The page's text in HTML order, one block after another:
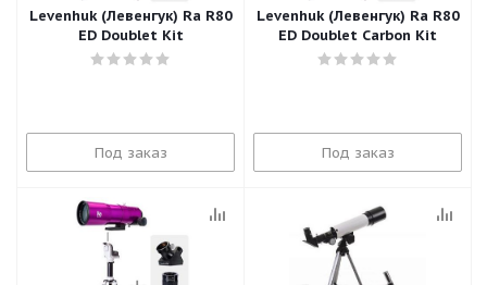
Levenhuk (Левенгук) Ra R80
ED Doublet Kit
Под заказ
Levenhuk (Левенгук) Ra R80
ED Doublet Carbon Kit
Под заказ